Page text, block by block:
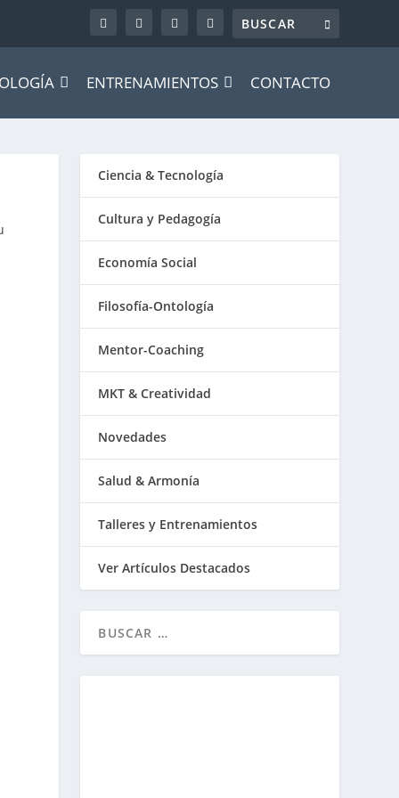
ENTRENAMIENTOS CONTACTO
Ciencia & Tecnología
Cultura y Pedagogía
Economía Social
Filosofía-Ontología
Mentor-Coaching
MKT & Creatividad
Novedades
Salud & Armonía
Talleres y Entrenamientos
Ver Artículos Destacados